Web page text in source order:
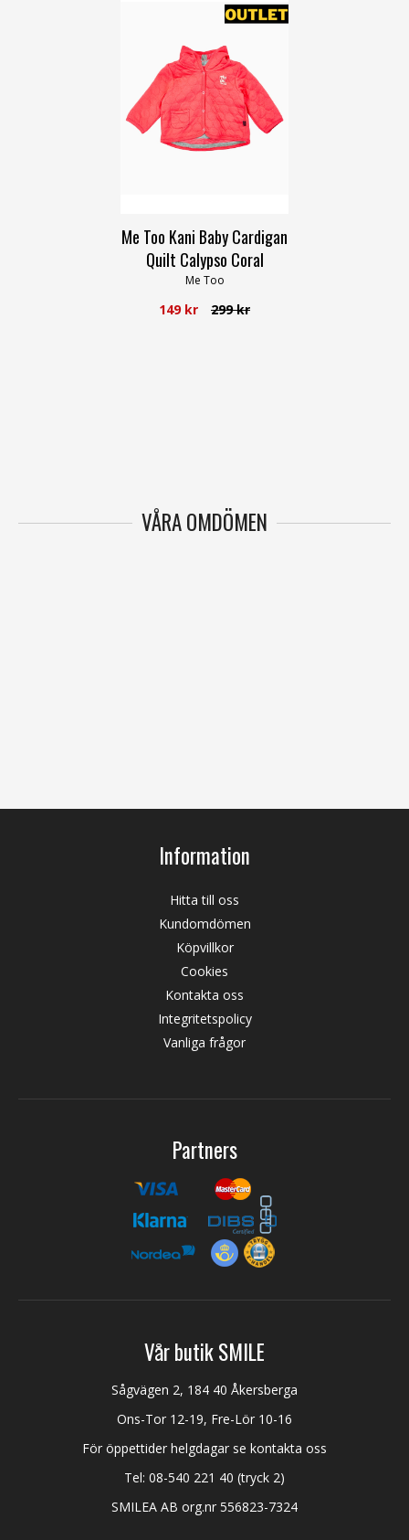
Me Too Kani Baby Cardigan
Quilt Calypso Coral
Me Too
149 kr 299 kr
VÅRA OMDÖMEN
Information
Hitta till oss
Kundomdömen
Köpvillkor
Cookies
Kontakta oss
Integritetspolicy
Vanliga frågor
Partners
Vår butik SMILE
Sågvägen 2, 184 40 Åkersberga
Ons-Tor 12-19, Fre-Lör 10-16
För öppettider helgdagar se kontakta oss
Tel: 08-540 221 40 (tryck 2)
SMILEA AB org.nr 556823-7324